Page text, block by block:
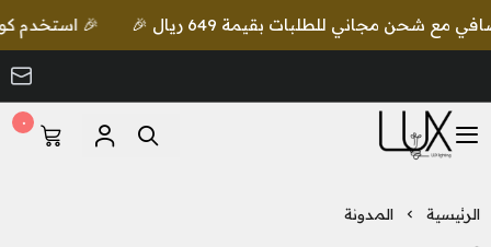
🎉 استخدم كود lux واحصل على خصم إضافي مع شحن مجاني للطلبات بقيمة 649 ريال 🎉
LUX Lighting
٠
الرئيسية المدونة